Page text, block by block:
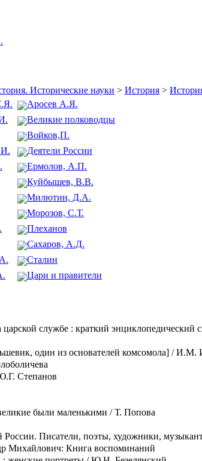
Исторические науки > История >
Аросев А.Я.
Великие полководцы
Войков,П.
Деятели России
Ермолов, А.П.
Куйбышев, В.В.
Милютин, Д.А.
Морозов, С.Т.
Плеханов
Сахаров, А.Д.
Сталин
Цари и правители
службе : краткий энциклопедический
один из основателей комсомола] / И.М.
Степанов
были маленькими / Т. Попова
России. Писатели, поэты, художники,
Михайлович: Книга воспоминаний